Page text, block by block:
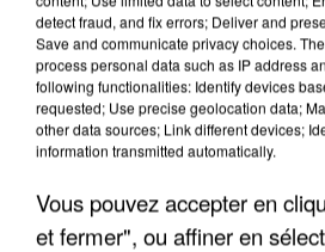
detect fraud, and fix errors; Deliver and
Save and communicate privacy choices.
process personal data such as IP address
following functionalities: Identify devices
requested; Use precise geolocation data;
other data sources; Link different devices;
information transmitted automatically.
Vous pouvez accepter en
et fermer", ou affiner en